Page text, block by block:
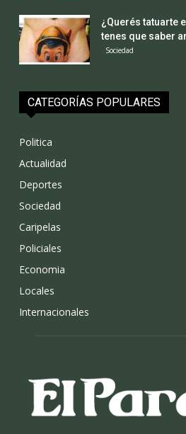
¿Querés tatuarte
tenes que saber
Sociedad
CATEGORÍAS POPULARES
Politica
Actualidad
Deportes
Sociedad
Caripelas
Policiales
Economia
Locales
Internacionales